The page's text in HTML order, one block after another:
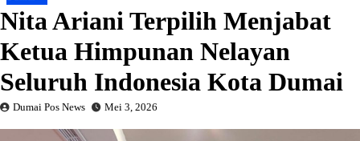
Nita Ariani Terpilih Menjabat
Ketua Himpunan Nelayan
Seluruh Indonesia Kota Dumai
Dumai Pos News Mei 3, 2026